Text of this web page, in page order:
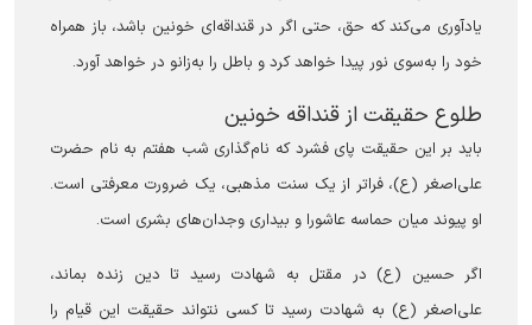
یادآوری می‌کند که حق، حتی اگر در قنداقه‌ای خونین باشد، باز همراه
خود را به‌سوی نور پیدا خواهد کرد و باطل را به‌زانو در خواهد آورد.
‏طلوع حقیقت از قنداقه خونین
باید بر این حقیقت پای فشرد که نام‌گذاری شب هفتم به نام حضرت
علی‌اصغر (ع)، فراتر از یک سنت مذهبی، یک ضرورت معرفتی است.
او پیوند میان حماسه عاشورا و بیداری وجدان‌های بشری است.
اگر حسین (ع) در مقتل به شهادت رسید تا دین زنده بماند،
علی‌اصغر (ع) به شهادت رسید تا کسی نتواند حقیقت این قیام را